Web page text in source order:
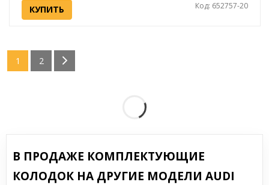
КУПИТЬ Код: 652757-20
1 2
В ПРОДАЖЕ КОМПЛЕКТУЮЩИЕ
КОЛОДОК НА ДРУГИЕ МОДЕЛИ AUDI